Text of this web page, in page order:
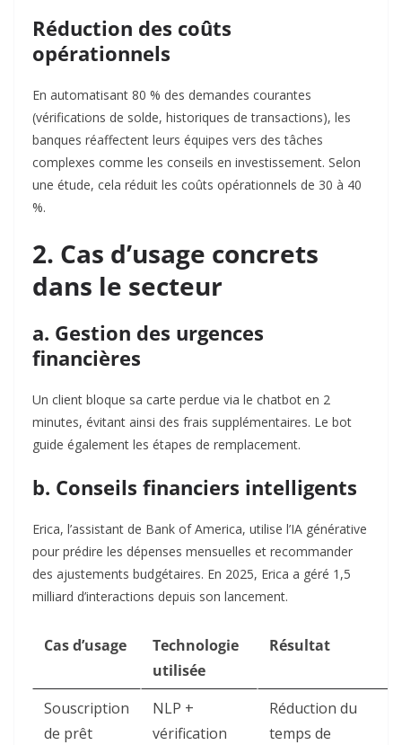
Réduction des coûts
opérationnels
En automatisant 80 % des demandes courantes
(vérifications de solde, historiques de transactions), les
banques réaffectent leurs équipes vers des tâches
complexes comme les conseils en investissement. Selon
une étude, cela réduit les coûts opérationnels de 30 à 40
%.
2. Cas d’usage concrets
dans le secteur
a. Gestion des urgences
financières
Un client bloque sa carte perdue via le chatbot en 2
minutes, évitant ainsi des frais supplémentaires. Le bot
guide également les étapes de remplacement.
b. Conseils financiers intelligents
Erica, l’assistant de Bank of America, utilise l’IA générative
pour prédire les dépenses mensuelles et recommander
des ajustements budgétaires. En 2025, Erica a géré 1,5
milliard d’interactions depuis son lancement.
Cas d’usage
Technologie
utilisée
Résultat
Souscription
de prêt
NLP +
vérification
Réduction du
temps de